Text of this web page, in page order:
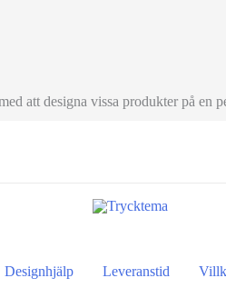
att designa vissa produkter på en
Designhjälp Leveranstid